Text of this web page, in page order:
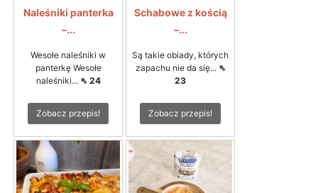
Naleśniki panterka
–...
Wesołe naleśniki w
panterkę Wesołe
naleśniki... ⇖ 24
Zobacz przepis!
Schabowe z kością
–...
Są takie obiady, których
zapachu nie da się... ⇖
23
Zobacz przepis!